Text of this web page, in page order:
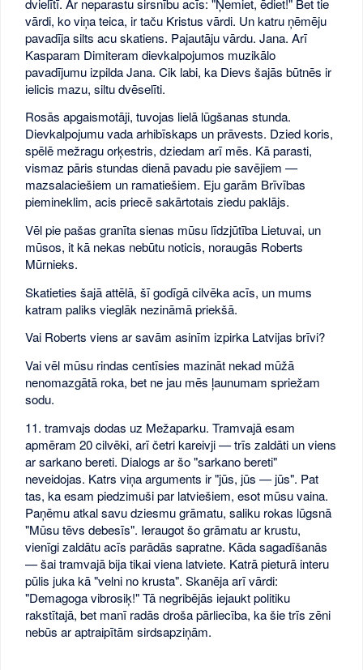
dvielītī. Ar neparastu sirsnību acīs: "Ņemiet, ēdiet!" Bet tie
vārdi, ko viņa teica, ir taču Kristus vārdi. Un katru ņēmēju
pavadīja silts acu skatiens. Pajautāju vārdu. Jana. Arī
Kasparam Dimiteram dievkalpojumos muzikālo
pavadījumu izpilda Jana. Cik labi, ka Dievs šajās būtnēs ir
ielicis mazu, siltu dvēselīti.
Rosās apgaismotāji, tuvojas lielā lūgšanas stunda.
Dievkalpojumu vada arhibīskaps un prāvests. Dzied koris,
spēlē mežragu orķestris, dziedam arī mēs. Kā parasti,
vismaz pāris stundas dienā pavadu pie savējiem —
mazsalaciešiem un ramatiešiem. Eju garām Brīvības
piemineklim, acis priecē sakārtotais ziedu paklājs.
Vēl pie pašas granīta sienas mūsu līdzjūtība Lietuvai, un
mūsos, it kā nekas nebūtu noticis, noraugās Roberts
Mūrnieks.
Skatieties šajā attēlā, šī godīgā cilvēka acīs, un mums
katram paliks vieglāk nezināmā priekšā.
Vai Roberts viens ar savām asinīm izpirka Latvijas brīvi?
Vai vēl mūsu rindas centīsies mazināt nekad mūžā
nenomazgātā roka, bet ne jau mēs ļaunumam spriežam
sodu.
11. tramvajs dodas uz Mežaparku. Tramvajā esam
apmēram 20 cilvēki, arī četri kareivji — trīs zaldāti un viens
ar sarkano bereti. Dialogs ar šo "sarkano bereti"
neveidojas. Katrs viņa arguments ir "jūs, jūs — jūs". Pat
tas, ka esam piedzimuši par latviešiem, esot mūsu vaina.
Paņēmu atkal savu dziesmu grāmatu, saliku rokas lūgsnā
"Mūsu tēvs debesīs". Ieraugot šo grāmatu ar krustu,
vienīgi zaldātu acīs parādās sapratne. Kāda sagadīšanās
— šai tramvajā bija tikai viena latviete. Katrā pieturā interu
pūlis juka kā "velni no krusta". Skanēja arī vārdi:
"Demagoga vibrosiķ!" Tā negribējās iejaukt politiku
rakstītajā, bet manī radās droša pārliecība, ka šie trīs zēni
nebūs ar aptraipītām sirdsapziņām.